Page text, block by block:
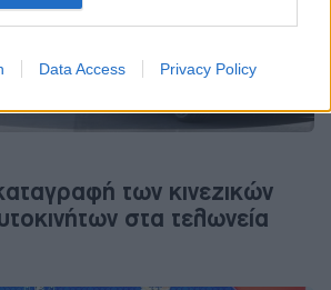
Data Access Privacy Policy
των κινεζικών
στα τελωνεία